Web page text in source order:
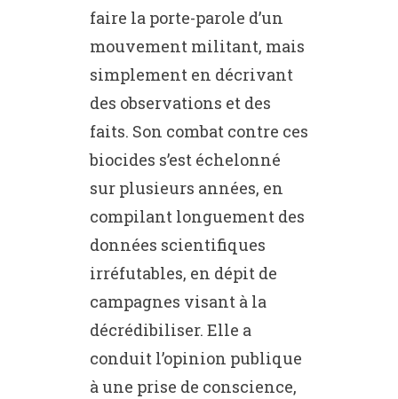
faire la porte-parole d’un
mouvement militant, mais
simplement en décrivant
des observations et des
faits. Son combat contre ces
biocides s’est échelonné
sur plusieurs années, en
compilant longuement des
données scientifiques
irréfutables, en dépit de
campagnes visant à la
décrédibiliser. Elle a
conduit l’opinion publique
à une prise de conscience,